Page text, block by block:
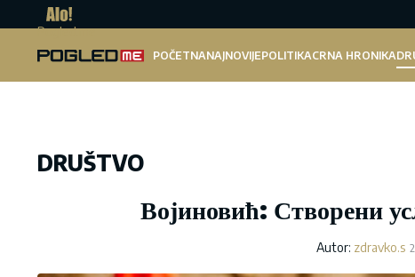
Pogled.me
POČETNANAJNOVIJEPOLITIKACRNA HRONIKA
DRUŠTVO
Војиновић: Створени
Autor: zdravko.s